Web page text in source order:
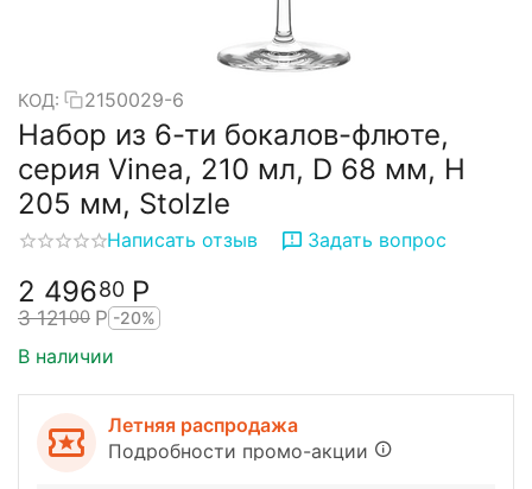
КОД: 2150029-6
Набор из 6-ти бокалов-флюте,
серия Vinea, 210 мл, D 68 мм, H
205 мм, Stolzle
Написать отзыв Задать вопрос
2 49680 Р
3 12100 Р -20%
В наличии
Летняя распродажа
Подробности промо-акции